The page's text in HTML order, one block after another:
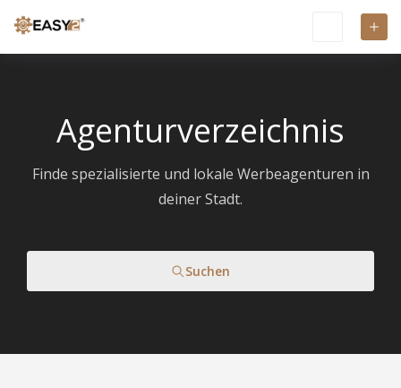
Agenturverzeichnis
Finde spezialisierte und lokale Werbeagenturen in
deiner Stadt.
Suchen